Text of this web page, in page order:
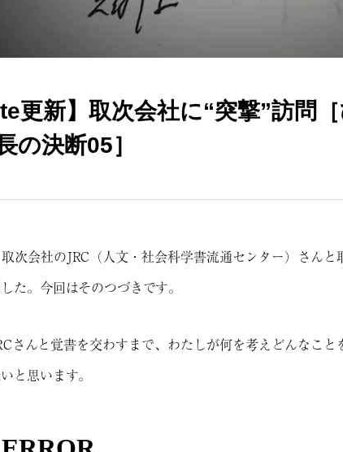
更新】取次会社に“突撃”訪問
の決断05］
次会社のJRC（人文・社会科学書流通センター）さん
た。今回はそのつづきです。
さんと覚書を交わすまで、わたしが何を考えどんなこ
と思います。